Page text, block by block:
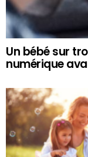
Un bébé sur
numérique